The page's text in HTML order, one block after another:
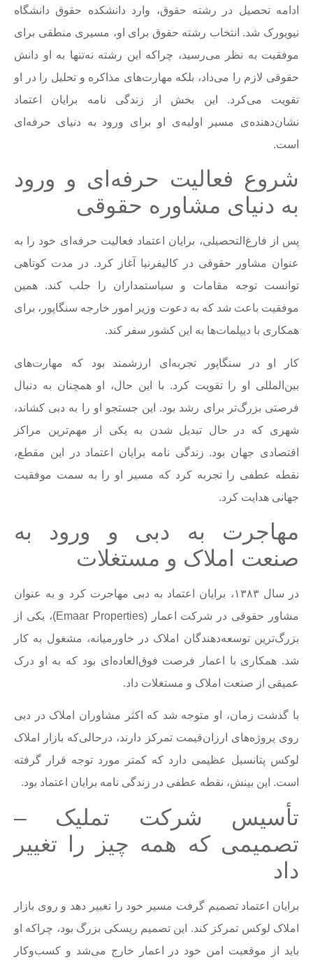
ادامه تحصیل در رشته حقوق، وارد دانشکده حقوق دانشگاه
نیویورک شد. انتخاب رشته حقوق برای او، مسیری منطقی برای
موفقیت به نظر می‌رسید، چراکه این رشته نه‌تنها به او دانش
حقوقی لازم را می‌داد، بلکه مهارت‌های مذاکره و تحلیل را در او
تقویت می‌کرد. این بخش از زندگی نامه برایان اعتماد
نشان‌دهنده‌ی مسیر اولیه‌ی او برای ورود به دنیای حرفه‌ای
است.
شروع فعالیت حرفه‌ای و ورود
به دنیای مشاوره حقوقی
پس از فارغ‌التحصیلی، برایان اعتماد فعالیت حرفه‌ای خود را به
عنوان مشاور حقوقی در کالیفرنیا آغاز کرد. در مدت کوتاهی
توانست توجه مقامات و سیاستمداران را جلب کند. همین
موفقیت باعث شد که به دعوت وزیر امور خارجه سنگاپور، برای
همکاری با دیپلمات‌ها به این کشور سفر کند.
کار او در سنگاپور تجربه‌ای ارزشمند بود که مهارت‌های
بین‌المللی او را تقویت کرد. با این حال، او همچنان به دنبال
فرصتی بزرگ‌تر برای رشد بود. این جستجو او را به دبی کشاند،
شهری که در حال تبدیل شدن به یکی از مهم‌ترین مراکز
اقتصادی جهان بود. زندگی نامه برایان اعتماد در این مقطع،
نقطه عطفی را تجربه کرد که مسیر او را به سمت موفقیت
جهانی هدایت کرد.
مهاجرت به دبی و ورود به
صنعت املاک و مستغلات
در سال ۱۳۸۳، برایان اعتماد به دبی مهاجرت کرد و به عنوان
مشاور حقوقی در شرکت اعمار (Emaar Properties)، یکی از
بزرگ‌ترین توسعه‌دهندگان املاک در خاورمیانه، مشغول به کار
شد. همکاری با اعمار فرصت فوق‌العاده‌ای بود که به او درک
عمیقی از صنعت املاک و مستغلات داد.
با گذشت زمان، او متوجه شد که اکثر مشاوران املاک در دبی
روی پروژه‌های ارزان‌قیمت تمرکز دارند، درحالی‌که بازار املاک
لوکس پتانسیل عظیمی دارد که کمتر مورد توجه قرار گرفته
است. این بینش، نقطه عطفی در زندگی نامه برایان اعتماد بود.
تأسیس شرکت تملیک –
تصمیمی که همه چیز را تغییر
داد
برایان اعتماد تصمیم گرفت مسیر خود را تغییر دهد و روی بازار
املاک لوکس تمرکز کند. این تصمیم ریسکی بزرگ بود، چراکه او
باید از موقعیت امن خود در اعمار خارج می‌شد و کسب‌وکار